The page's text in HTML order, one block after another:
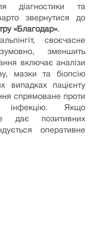
діагностики та
звернутися до
«Благодар».
своєчасне
зменшить
включає аналізи
мазки та біопсію
випадках пацієнту
спрямоване проти
інфекцію. Якщо
дає позитивних
оперативне